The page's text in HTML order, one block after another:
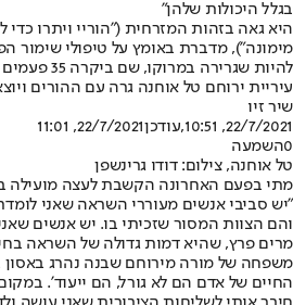
בגלל היכולות שלהן"
היא גאה בזהות המזרחית ("הוריי ויתרו
מימונה"), מדברת באומץ על טיפולי שימור
להיות שגרירה
עיריית ירוחם טל אוחנה גרה עם ההורים
שיר זיו
22/7/2021, 10:51
,עודכן22/7/2021, 11:01
0השמעה
טל אוחנה, צילום: דודו גרינשפן
מתי בפעם האחרונה הקשבת לעצה מועילה
"יש סביבי אנשים מעוררי השראה שאני
והם הצוות המסור שזכיתי בו. יש אנשים
מרים פרץ, שהיא דמות גדולה של השראה
משפחה של מורה מירוחם שבנה נהרג באסון
החיים של אדם הם לא גורל, הם ייעוד'.